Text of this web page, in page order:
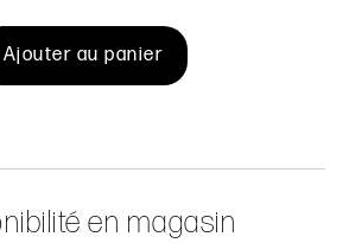
Ajouter au panier
en magasin